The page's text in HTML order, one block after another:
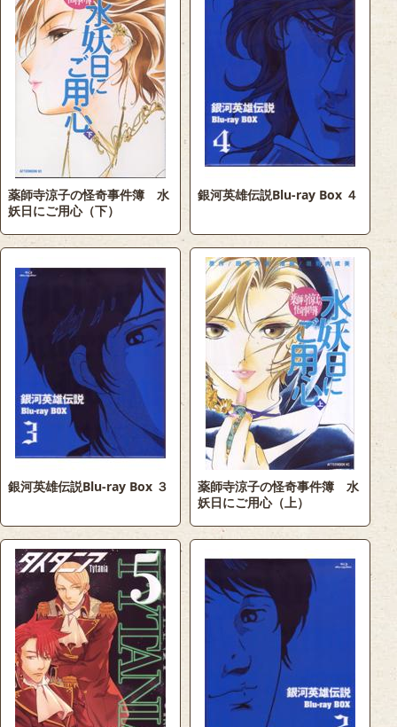
薬師寺涼子の怪奇事件簿 水
妖日にご用心（下）
銀河英雄伝説Blu-ray Box ４
銀河英雄伝説Blu-ray Box ３
薬師寺涼子の怪奇事件簿 水
妖日にご用心（上）